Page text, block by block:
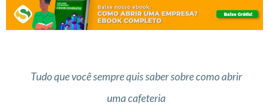
Tudo que você sempre quis saber sobre como abrir
uma cafeteria